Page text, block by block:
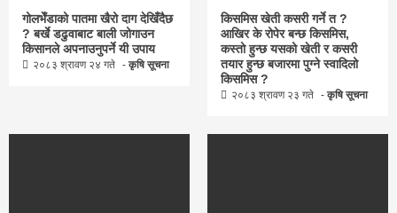
गोलभेँडाको पातमा खैरो दाग देखिँदैछ
? बर्खे डढुवाबाट बाली जोगाउन
किसानले अपनाउनुपर्ने यी उपाय
२०८३ श्रावण २४ गते कृषि सूचना
किसमिस खेती कसरी गर्ने त ?
आखिर के रोपेर बन्छ किसमिस,
कस्तो हुन्छ यसको खेती र कसरी
तयार हुन्छ बजारमा पुग्ने स्वादिलो
किसमिस ?
२०८३ श्रावण २३ गते कृषि सूचना